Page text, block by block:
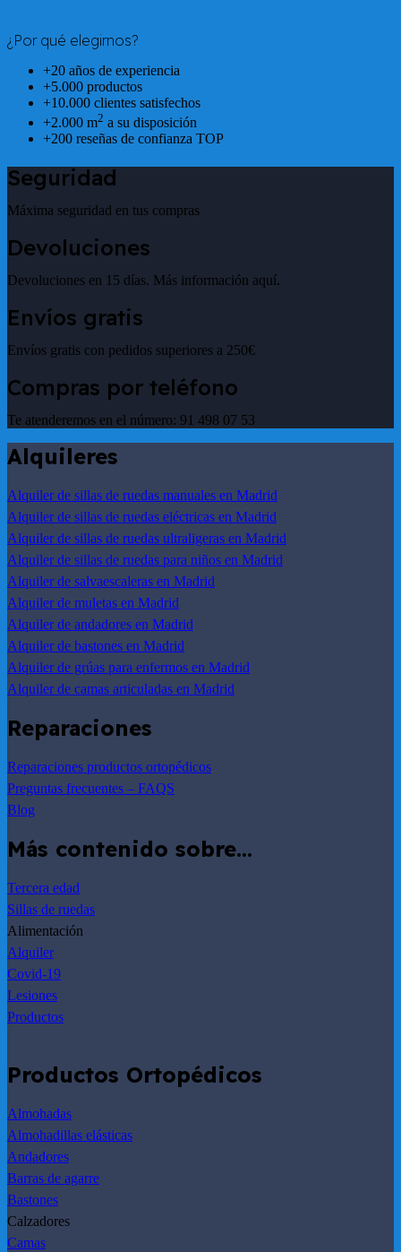
¿Por qué elegirnos?
+20 años de experiencia
+5.000 productos
+10.000 clientes satisfechos
+2.000 m2 a su disposición
+200 reseñas de confianza TOP
Seguridad
Máxima seguridad en tus compras
Devoluciones
Devoluciones en 15 días. Más información aquí.
Envíos gratis
Envíos gratis con pedidos superiores a 250€
Compras por teléfono
Te atenderemos en el número: 91 498 07 53
Alquileres
Alquiler de sillas de ruedas manuales en Madrid
Alquiler de sillas de ruedas eléctricas en Madrid
Alquiler de sillas de ruedas ultraligeras en Madrid
Alquiler de sillas de ruedas para niños en Madrid
Alquiler de salvaescaleras en Madrid
Alquiler de muletas en Madrid
Alquiler de andadores en Madrid
Alquiler de bastones en Madrid
Alquiler de grúas para enfermos en Madrid
Alquiler de camas articuladas en Madrid
Reparaciones
Reparaciones productos ortopédicos
Preguntas frecuentes – FAQS
Blog
Más contenido sobre…
Tercera edad
Sillas de ruedas
Alimentación
Alquiler
Covid-19
Lesiones
Productos
Productos Ortopédicos
Almohadas
Almohadillas elásticas
Andadores
Barras de agarre
Bastones
Calzadores
Camas